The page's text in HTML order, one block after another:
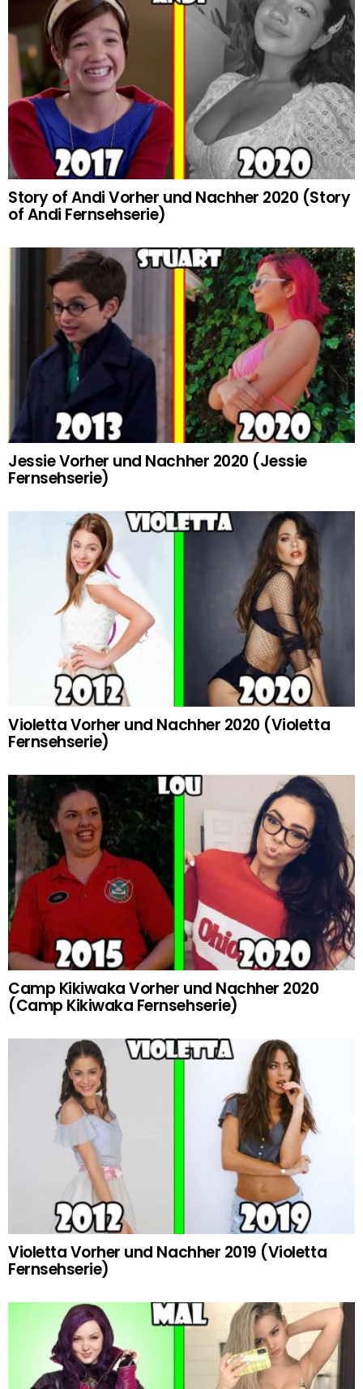
Story of Andi Vorher und Nachher 2020 (Story
of Andi Fernsehserie)
Jessie Vorher und Nachher 2020 (Jessie
Fernsehserie)
Violetta Vorher und Nachher 2020 (Violetta
Fernsehserie)
Camp Kikiwaka Vorher und Nachher 2020
(Camp Kikiwaka Fernsehserie)
Violetta Vorher und Nachher 2019 (Violetta
Fernsehserie)